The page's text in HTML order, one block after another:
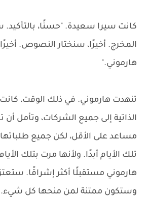
كانت سيرا سعيدة. "حسنًا،
المخرج. أخيرًا، سنختار النصوص.
هارموني."
تنهدت هارموني. في ذلك الوقت،
الذاتية إلى جميع الشركات، وتأمل
مساعد على الأقل، لكن جميع
تلك الأيام أبدًا. ولأنها مرت بتلك
هارموني مستقبلًا أكثر إشراقًا.
وستكون ممتنة لمن منحها كل شيء.